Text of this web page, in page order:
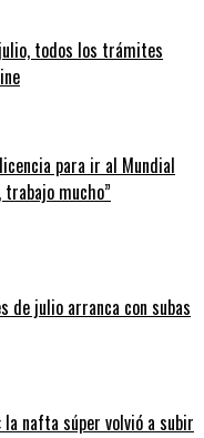
todos los trámites
para ir al Mundial
trabajo mucho”
de julio arranca con subas
nafta súper volvió a subir